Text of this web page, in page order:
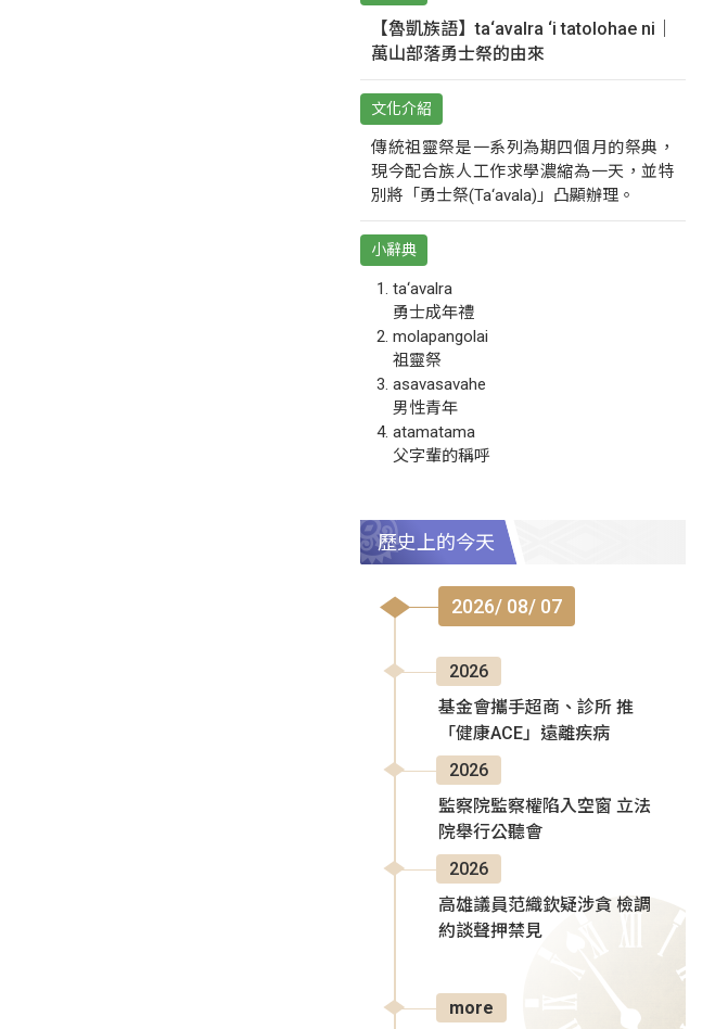
【魯凱族語】ta‘avalra ‘i tatolohae ni｜
萬山部落勇士祭的由來
文化介紹
傳統祖靈祭是一系列為期四個月的祭典，
現今配合族人工作求學濃縮為一天，並特
別將「勇士祭(Ta‘avala)」凸顯辦理。
小辭典
ta‘avalra
勇士成年禮
molapangolai
祖靈祭
asavasavahe
男性青年
atamatama
父字輩的稱呼
歷史上的今天
2026/ 08/ 07
2026
基金會攜手超商、診所 推
「健康ACE」遠離疾病
2026
監察院監察權陷入空窗 立法
院舉行公聽會
2026
高雄議員范織欽疑涉貪 檢調
約談聲押禁見
more